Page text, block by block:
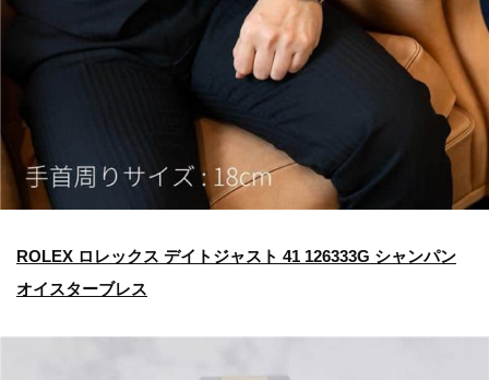
ROLEX ロレックス デイトジャスト 41 126333G シャンパン
オイスターブレス